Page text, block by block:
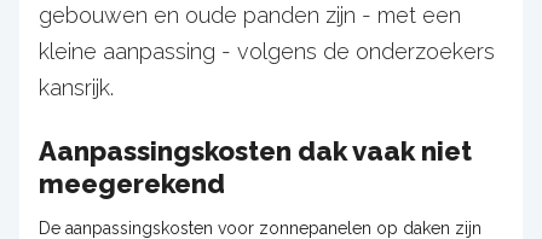
gebouwen en oude panden zijn - met een
kleine aanpassing - volgens de onderzoekers
kansrijk.
Aanpassingskosten dak vaak niet
meegerekend
De aanpassingskosten voor zonnepanelen op daken zijn